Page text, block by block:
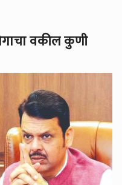
वकील कुणी